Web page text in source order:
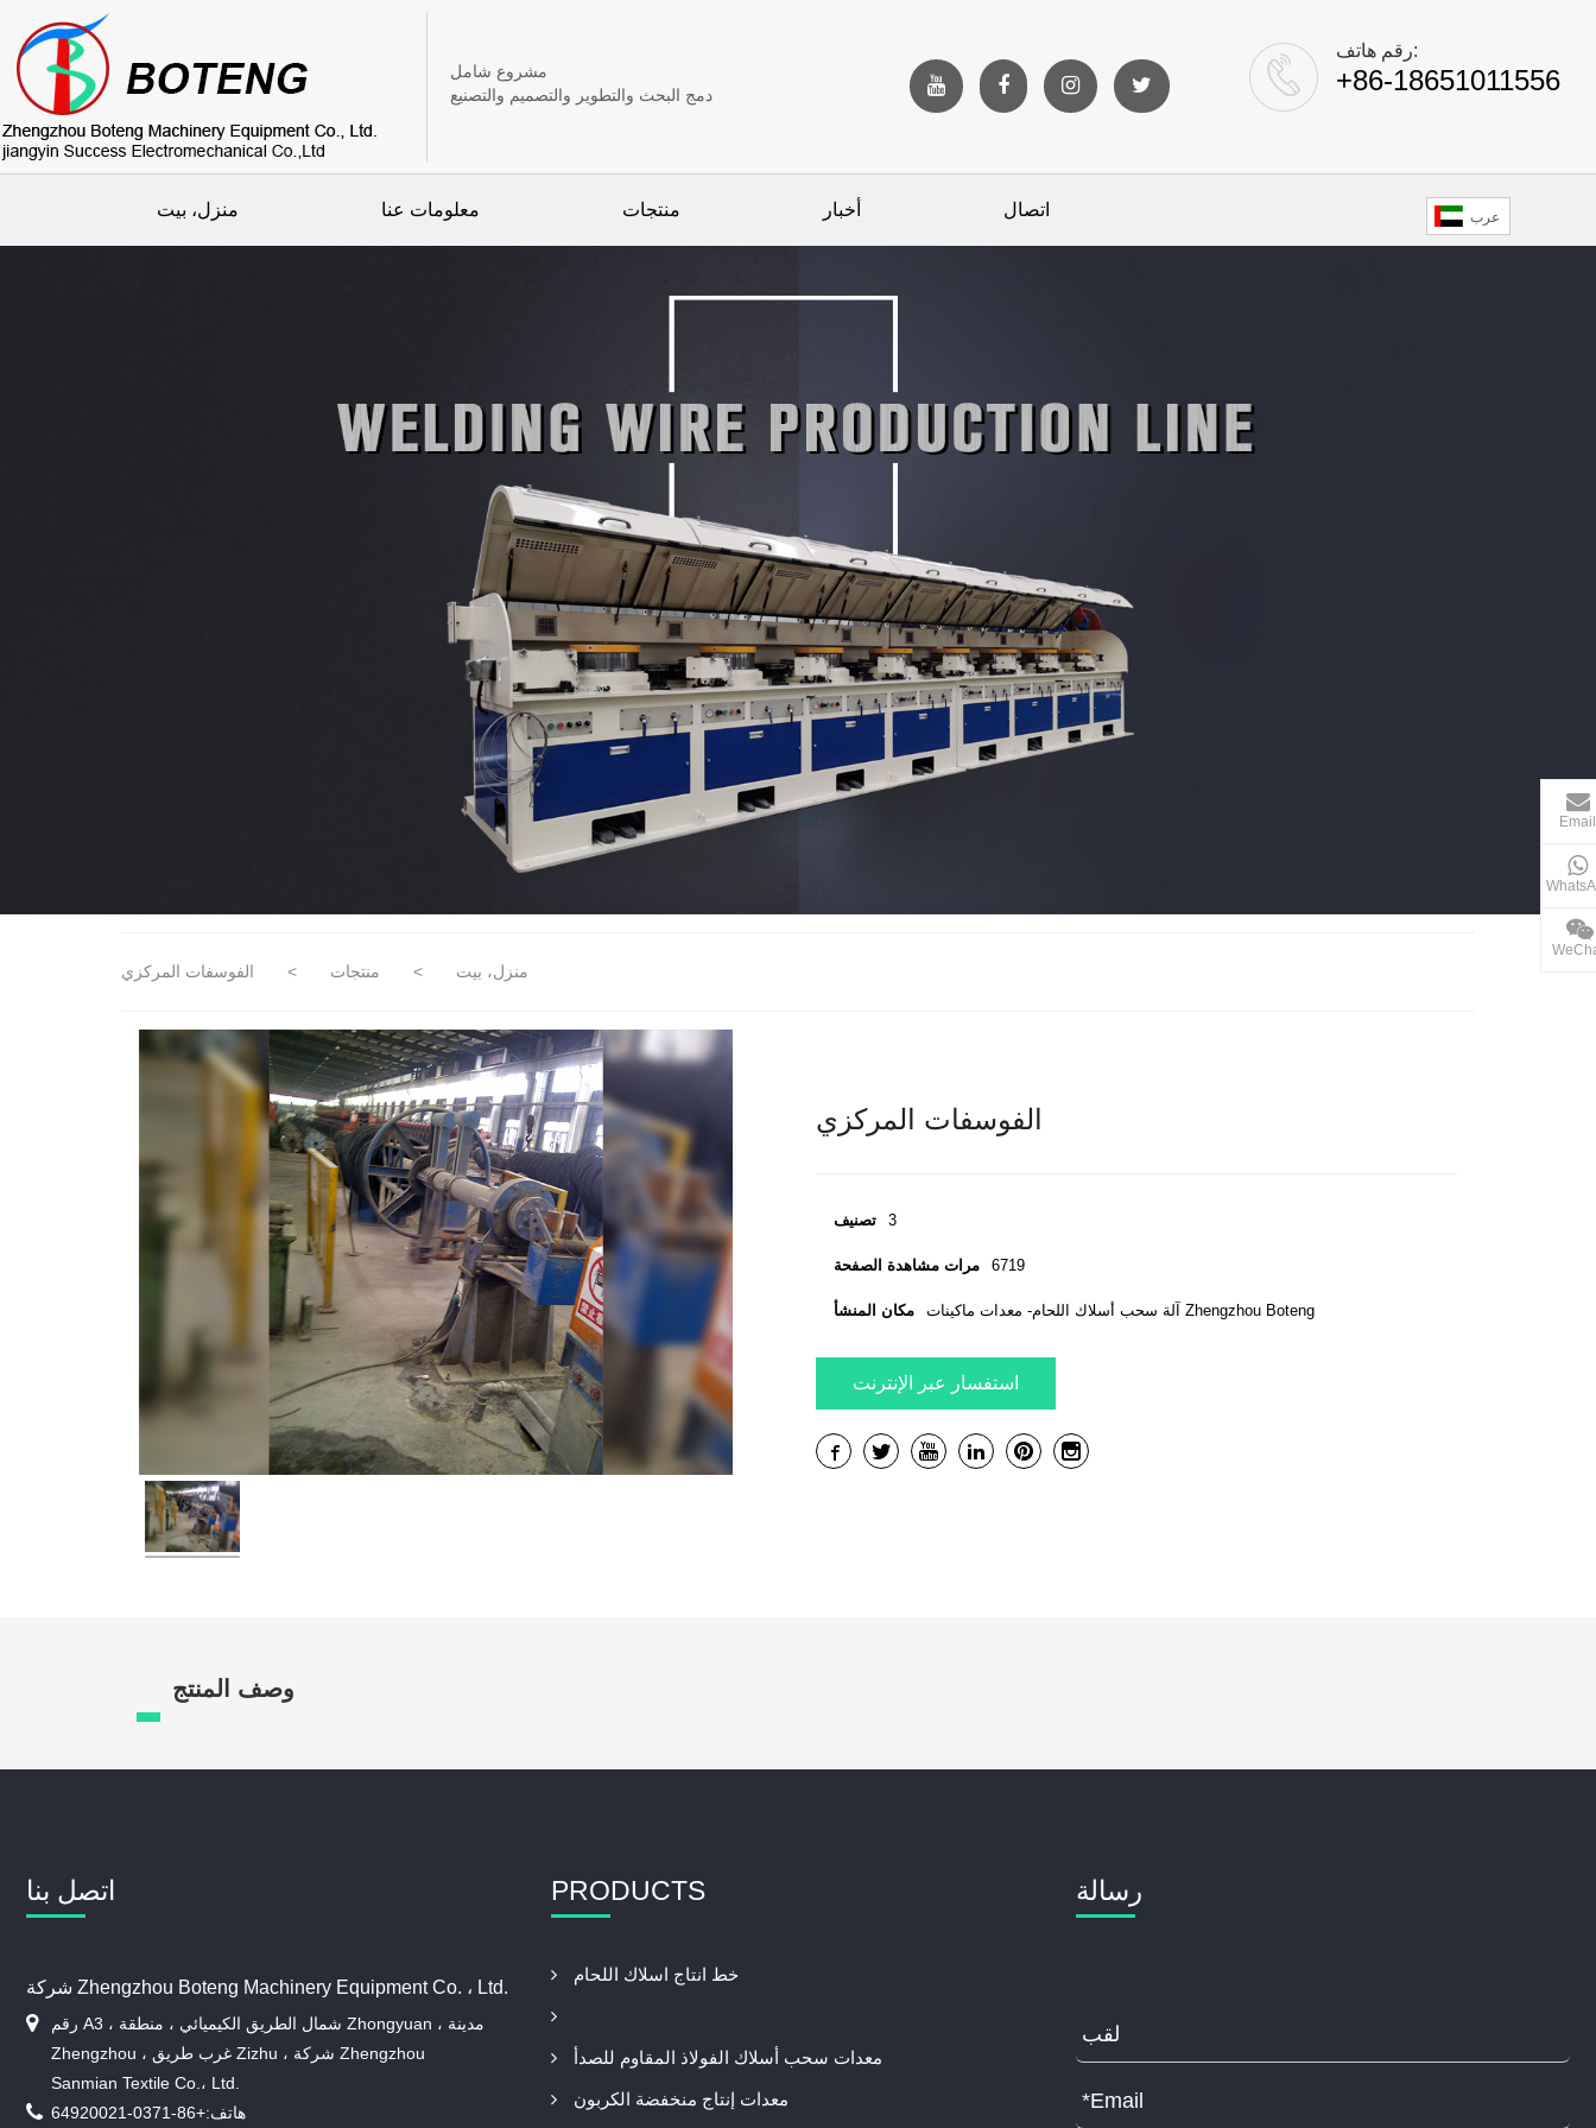
مشروع شامل
دمج البحث والتطوير والتصميم والتصنيع
رقم هاتف:
+86-18651011556
منزل، بيت معلومات عنا منتجات أخبار اتصال عرب
منزل، بيت > منتجات > الفوسفات المركزي
الفوسفات المركزي
تصنيف 3
مرات مشاهدة الصفحة 6719
مكان المنشأ آلة سحب أسلاك اللحام- معدات ماكينات Zhengzhou Boteng
استفسار عبر الإنترنت
وصف المنتج
اتصل بنا
شركة Zhengzhou Boteng Machinery Equipment Co. ، Ltd.
رقم A3 ، شمال الطريق الكيميائي ، منطقة Zhongyuan ، مدينة
Zhengzhou ، غرب طريق Zizhu ، شركة Zhengzhou
Sanmian Textile Co.، Ltd.
هاتف:+86-0371-64920021
PRODUCTS
خط انتاج اسلاك اللحام
معدات سحب أسلاك الفولاذ المقاوم للصدأ
معدات إنتاج منخفضة الكربون
رسالة
Email